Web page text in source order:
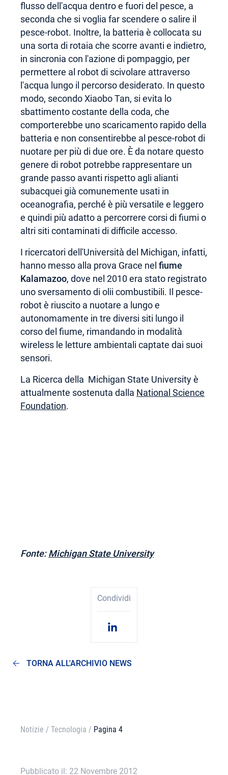
flusso dell'acqua dentro e fuori del pesce, a
seconda che si voglia far scendere o salire il
pesce-robot. Inoltre, la batteria è collocata su
una sorta di rotaia che scorre avanti e indietro,
in sincronia con l'azione di pompaggio, per
permettere al robot di scivolare attraverso
l'acqua lungo il percorso desiderato. In questo
modo, secondo Xiaobo Tan, si evita lo
sbattimento costante della coda, che
comporterebbe uno scaricamento rapido della
batteria e non consentirebbe al pesce-robot di
nuotare per più di due ore. È da notare questo
genere di robot potrebbe rappresentare un
grande passo avanti rispetto agli alianti
subacquei già comunemente usati in
oceanografia, perché è più versatile e leggero
e quindi più adatto a percorrere corsi di fiumi o
altri siti contaminati di difficile accesso.
I ricercatori dell'Università del Michigan, infatti,
hanno messo alla prova Grace nel fiume
Kalamazoo, dove nel 2010 era stato registrato
uno sversamento di olii combustibili. Il pesce-
robot è riuscito a nuotare a lungo e
autonomamente in tre diversi siti lungo il
corso del fiume, rimandando in modalità
wireless le letture ambientali captate dai suoi
sensori.
La Ricerca della Michigan State University è
attualmente sostenuta dalla National Science
Foundation.
Fonte:Michigan State University
Condividi
TORNA ALL'ARCHIVIO NEWS
Notizie / Tecnologia / Pagina 4
Pubblicato il: 22 Novembre 2012